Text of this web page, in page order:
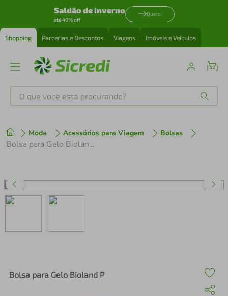
Saldão de inverno
até 40% off
Quero
Shopping Parcerias e Descontos Viagens Imóveis e Veículos
O que você está procurando?
Moda Acessórios para Viagem Bolsas
Bolsa para Gelo Bioland P
Bolsa para Gelo Bioland P
1 º tenis
perfume